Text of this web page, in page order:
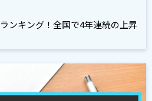
ンキング！全国で4年連続の上昇